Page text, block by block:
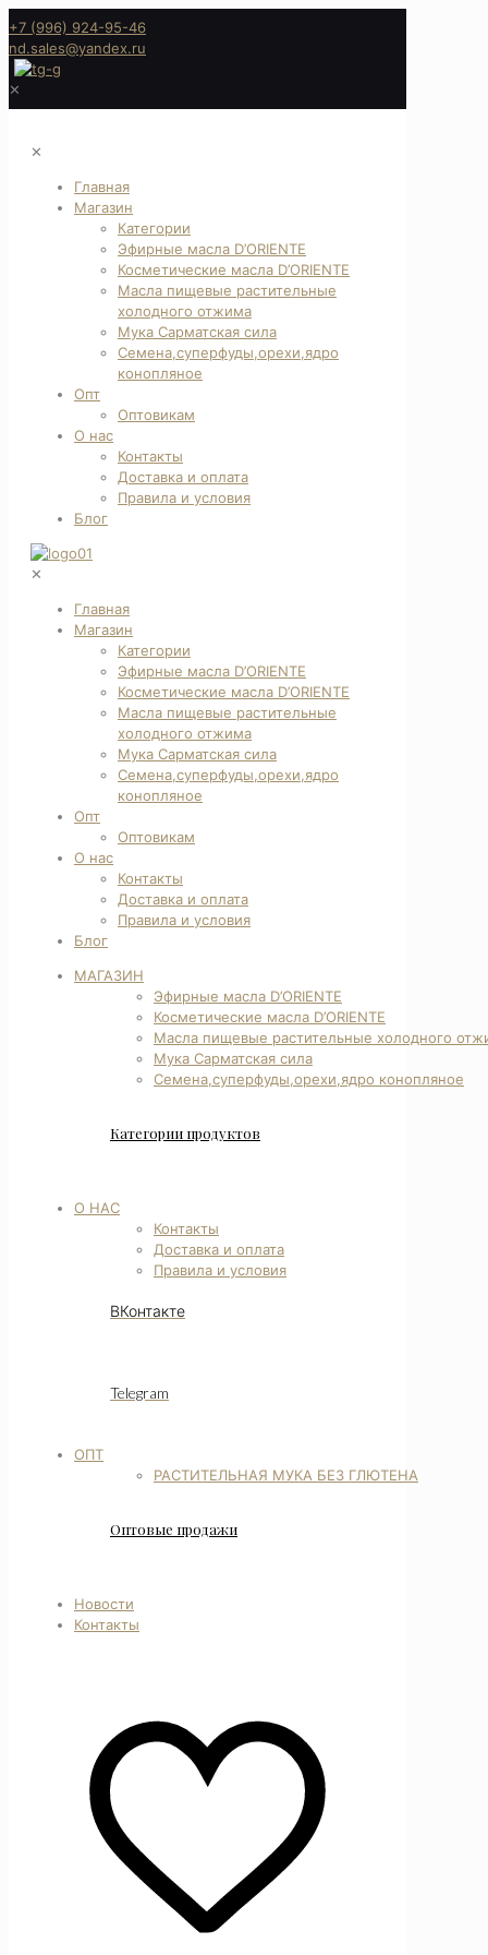
+7 (996) 924-95-46
nd.sales@yandex.ru
✕
✕
Главная
Магазин
Категории
Эфирные масла D’ORIENTE
Косметические масла D’ORIENTE
Масла пищевые растительные
холодного отжима
Мука Сарматская сила
Семена,суперфуды,орехи,ядро
конопляное
Опт
Оптовикам
О нас
Контакты
Доставка и оплата
Правила и условия
Блог
✕
Главная
Магазин
Категории
Эфирные масла D’ORIENTE
Косметические масла D’ORIENTE
Масла пищевые растительные
холодного отжима
Мука Сарматская сила
Семена,суперфуды,орехи,ядро
конопляное
Опт
Оптовикам
О нас
Контакты
Доставка и оплата
Правила и условия
Блог
МАГАЗИН
Эфирные масла D’ORIENTE
Косметические масла D’ORIENTE
Масла пищевые растительные холодного
Мука Сарматская сила
Семена,суперфуды,орехи,ядро конопляное
Категории продуктов
О НАС
Контакты
Доставка и оплата
Правила и условия
ВКонтакте
Telegram
ОПТ
РАСТИТЕЛЬНАЯ МУКА БЕЗ ГЛЮТЕНА
Оптовые продажи
Новости
Контакты